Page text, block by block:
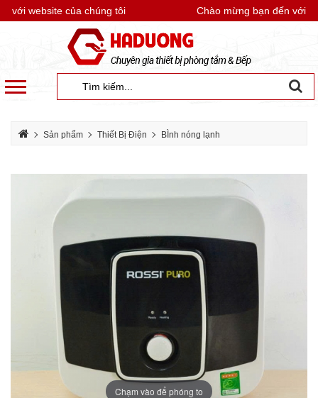
website của chúng tôi Chào mừng bạn đến với
Sản phẩm Thiết Bị Điện BÌnh nóng lạnh
Chạm vào để phóng to